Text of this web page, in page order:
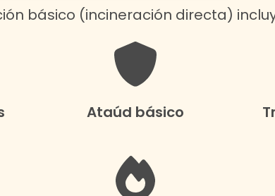
básico (incineración directa)
Ataúd básico